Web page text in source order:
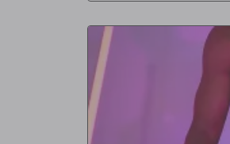
él también se divirtiera un
pensamos que Peter podría
Karen se conocieron un poco
de ahí, Karen tomó la polla
varias veces antes de que él